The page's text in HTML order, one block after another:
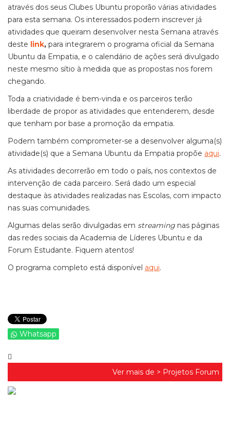
através dos seus Clubes Ubuntu proporão várias atividades
para esta semana. Os interessados podem inscrever já
atividades que queiram desenvolver nesta Semana através
deste link, para integrarem o programa oficial da Semana
Ubuntu da Empatia, e o calendário de ações será divulgado
neste mesmo sítio à medida que as propostas nos forem
chegando.
Toda a criatividade é bem-vinda e os parceiros terão
liberdade de propor as atividades que entenderem, desde
que tenham por base a promoção da empatia.
Podem também comprometer-se a desenvolver alguma(s)
atividade(s) que a Semana Ubuntu da Empatia propõe aqui.
As atividades decorrerão em todo o país, nos contextos de
intervenção de cada parceiro. Será dado um especial
destaque às atividades realizadas nas Escolas, com impacto
nas suas comunidades.
Algumas delas serão divulgadas em streaming nas páginas
das redes sociais da Academia de Líderes Ubuntu e da
Forum Estudante. Fiquem atentos!
O programa completo está disponível aqui.
Whatsapp
Ver mais de > Projetos Forum